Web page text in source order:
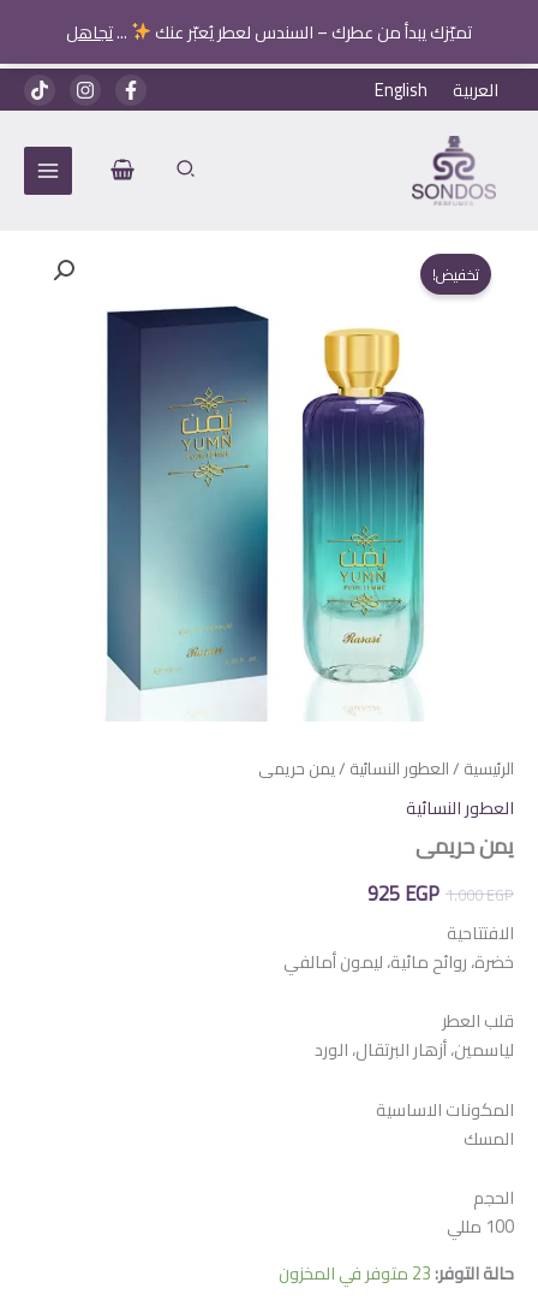
تميّزك يبدأ من عطرك – السندس لعطر يُعبّر عنك ...تجاهل
تخطي
إلى
العربية English
تخفيض!
الرئيسية /العطور النسائية / يمن حريمى
العطور النسائية
يمن حريمى
1.000EGP
السعر
هو:
925EGP
السعر
هو:
الافتتاحية
خضرة، روائح مائية، ليمون أمالفي
قلب العطر
لياسمين، أزهار البرتقال، الورد
المكونات الاساسية
المسك
الحجم
100 مللي
حالة التوفر:23 متوفر في المخزون